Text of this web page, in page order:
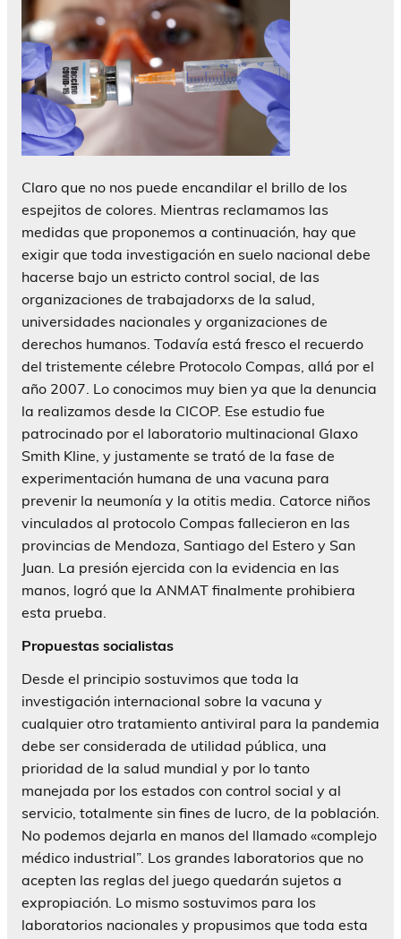
Claro que no nos puede encandilar el brillo de los
espejitos de colores. Mientras reclamamos las
medidas que proponemos a continuación, hay que
exigir que toda investigación en suelo nacional debe
hacerse bajo un estricto control social, de las
organizaciones de trabajadorxs de la salud,
universidades nacionales y organizaciones de
derechos humanos. Todavía está fresco el recuerdo
del tristemente célebre Protocolo Compas, allá por el
año 2007. Lo conocimos muy bien ya que la denuncia
la realizamos desde la CICOP. Ese estudio fue
patrocinado por el laboratorio multinacional Glaxo
Smith Kline, y justamente se trató de la fase de
experimentación humana de una vacuna para
prevenir la neumonía y la otitis media. Catorce niños
vinculados al protocolo Compas fallecieron en las
provincias de Mendoza, Santiago del Estero y San
Juan. La presión ejercida con la evidencia en las
manos, logró que la ANMAT finalmente prohibiera
esta prueba.
Propuestas socialistas
Desde el principio sostuvimos que toda la
investigación internacional sobre la vacuna y
cualquier otro tratamiento antiviral para la pandemia
debe ser considerada de utilidad pública, una
prioridad de la salud mundial y por lo tanto
manejada por los estados con control social y al
servicio, totalmente sin fines de lucro, de la población.
No podemos dejarla en manos del llamado «complejo
médico industrial”. Los grandes laboratorios que no
acepten las reglas del juego quedarán sujetos a
expropiación. Lo mismo sostuvimos para los
laboratorios nacionales y propusimos que toda esta